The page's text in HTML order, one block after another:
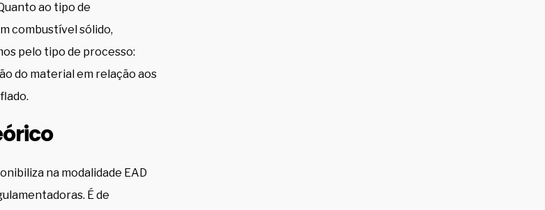
ao tipo de
combustível sólido,
pelo tipo de processo:
do material em relação aos
na modalidade EAD
É de